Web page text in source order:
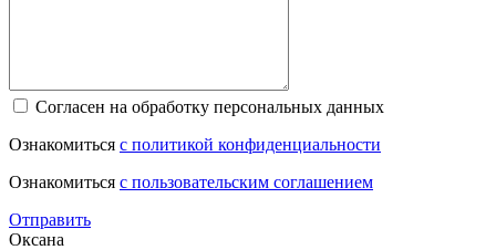
Согласен на обработку персональных данных
Ознакомиться с политикой конфиденциальности
Ознакомиться с пользовательским соглашением
Отправить
Оксана